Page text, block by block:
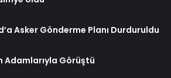
Asker Gönderme Planı Durduruldu
Adamlarıyla Görüştü